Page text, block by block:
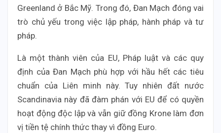
Greenland ở Bắc Mỹ. Trong đó, Đan Mạch đóng vai
trò chủ yếu trong việc lập pháp, hành pháp và tư
pháp.
Là một thành viên của EU, Pháp luật và các quy
định của Đan Mạch phù hợp với hầu hết các tiêu
chuẩn của Liên minh này. Tuy nhiên đất nước
Scandinavia này đã đàm phán với EU để có quyền
hoạt động độc lập và vẫn giữ đồng Krone làm đơn
vị tiền tệ chính thức thay vì đồng Euro.